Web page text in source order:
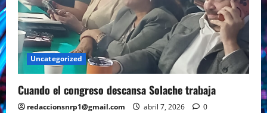
Uncategorized
Cuando el congreso descansa Solache trabaja
redaccionsnrp1@gmail.com abril 7, 2026 0